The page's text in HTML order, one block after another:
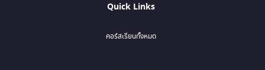
Quick Links
คอร์สเรียนทั้งหมด